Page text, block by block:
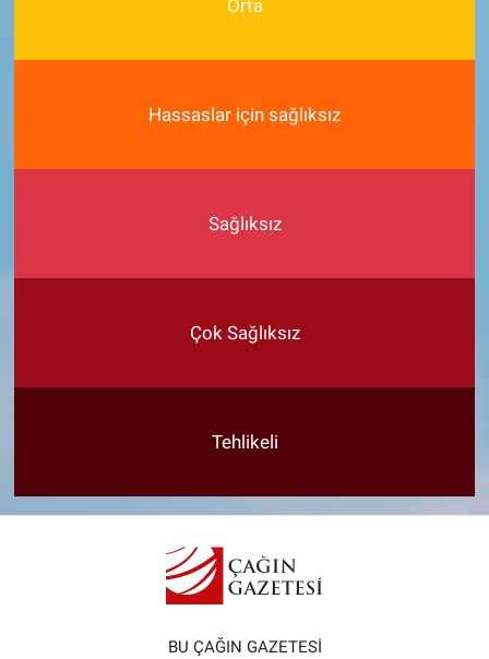
Orta
Hassaslar için sağlıksız
Sağlıksız
Çok Sağlıksız
Tehlikeli
BU ÇAĞIN GAZETESİ